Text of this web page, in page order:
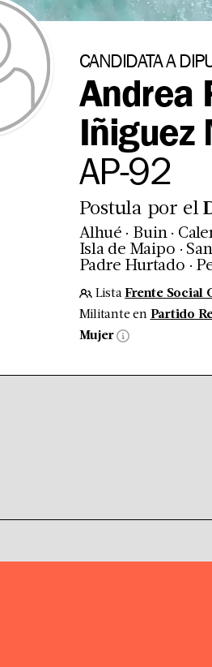
CANDIDATA A
Andrea
Iñiguez
AP-92
Postula por el
Alhué . Buin .
Isla de Maipo .
Padre Hurtado .
Lista Frente Social
Militante en Partido
Mujer